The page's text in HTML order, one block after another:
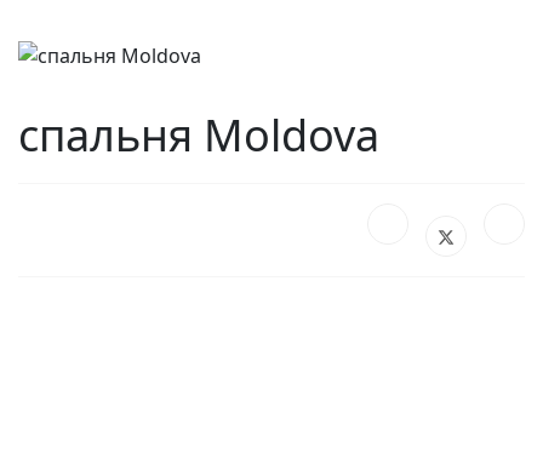
спальня Moldova